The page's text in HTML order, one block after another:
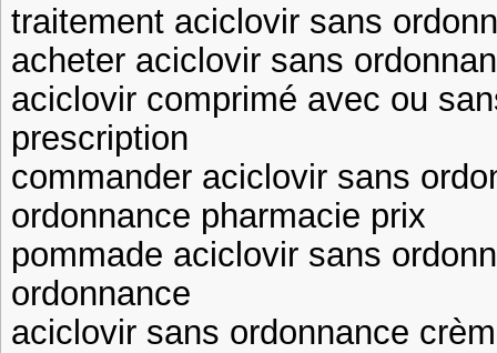
traitement aciclovir sans
acheter aciclovir sans
aciclovir comprimé avec ou
prescription
commander aciclovir sans
ordonnance pharmacie prix
pommade aciclovir sans
ordonnance
aciclovir sans ordonnance